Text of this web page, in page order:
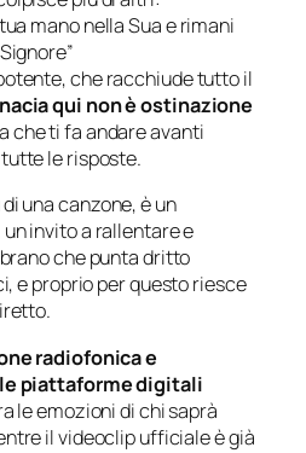
mano nella Sua e rimani
che racchiude tutto il
qui non è ostinazione
che ti fa andare avanti
le risposte.
una canzone, è un
invito a rallentare e
che punta dritto
e proprio per questo riesce
radiofonica e
piattaforme digitali
le emozioni di chi saprà
il videoclip ufficiale è già